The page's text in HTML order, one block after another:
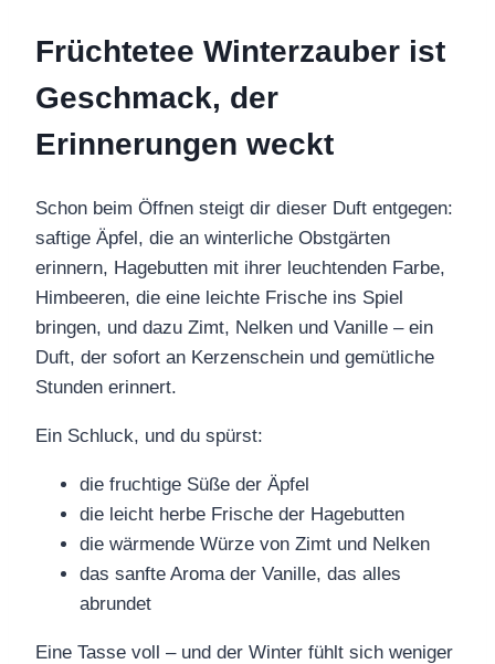
Früchtetee Winterzauber ist
Geschmack, der
Erinnerungen weckt
Schon beim Öffnen steigt dir dieser Duft entgegen:
saftige Äpfel, die an winterliche Obstgärten
erinnern, Hagebutten mit ihrer leuchtenden Farbe,
Himbeeren, die eine leichte Frische ins Spiel
bringen, und dazu Zimt, Nelken und Vanille – ein
Duft, der sofort an Kerzenschein und gemütliche
Stunden erinnert.
Ein Schluck, und du spürst:
die fruchtige Süße der Äpfel
die leicht herbe Frische der Hagebutten
die wärmende Würze von Zimt und Nelken
das sanfte Aroma der Vanille, das alles
abrundet
Eine Tasse voll – und der Winter fühlt sich weniger